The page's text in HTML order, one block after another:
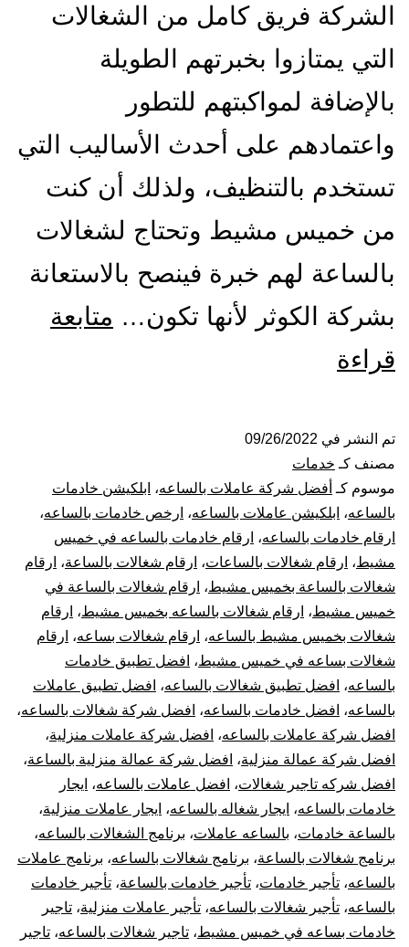
الشركة فريق كامل من الشغالات
التي يمتازوا بخبرتهم الطويلة
بالإضافة لمواكبتهم للتطور
واعتمادهم على أحدث الأساليب التي
تستخدم بالتنظيف، ولذلك أن كنت
من خميس مشيط وتحتاج لشغالات
بالساعة لهم خبرة فينصح بالاستعانة
بشركة الكوثر لأنها تكون… متابعة
قراءة
بالساعة
بخميس
مشيط
تم النشر في 09/26/2022
مصنف كـ خدمات
موسوم كـ أفضل شركة عاملات بالساعه، ابلكيشن خادمات
بالساعه، ابلكيشن عاملات بالساعه، ارخص خادمات بالساعه،
ارقام خادمات بالساعه، ارقام خادمات بالساعه في خميس
مشيط، ارقام شغالات بالساعات، ارقام شغالات بالساعة، ارقام
شغالات بالساعة بخميس مشيط، ارقام شغالات بالساعة في
خميس مشيط، ارقام شغالات بالساعه بخميس مشيط، ارقام
شغالات بخميس مشيط بالساعه، ارقام شغالات بساعه، ارقام
شغالات بساعه في خميس مشيط، افضل تطبيق خادمات
بالساعه، افضل تطبيق شغالات بالساعه، افضل تطبيق عاملات
بالساعه، افضل خادمات بالساعه، افضل شركة شغالات بالساعه،
افضل شركة عاملات بالساعه، افضل شركة عاملات منزلية،
افضل شركة عمالة منزلية، افضل شركة عمالة منزلية بالساعة،
افضل شركه تاجير شغالات، افضل عاملات بالساعه، ايجار
خادمات بالساعه، ايجار شغاله بالساعه، ايجار عاملات منزلية،
بالساعة خادمات، بالساعه عاملات، برنامج الشغالات بالساعه،
برنامج شغالات بالساعة، برنامج شغالات بالساعه، برنامج عاملات
بالساعه، تأجير خادمات، تأجير خادمات بالساعة، تأجير خادمات
بالساعه، تأجير شغالات بالساعه، تأجير عاملات منزلية، تاجير
خادمات بساعه في خميس مشيط، تاجير شغالات بالساعه، تاجير